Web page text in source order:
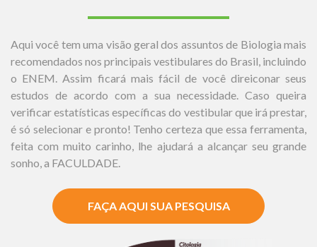
Aqui você tem uma visão geral dos assuntos de Biologia mais
recomendados nos principais vestibulares do Brasil, incluindo
o ENEM. Assim ficará mais fácil de você direiconar seus
estudos de acordo com a sua necessidade. Caso queira
verificar estatísticas específicas do vestibular que irá prestar,
é só selecionar e pronto! Tenho certeza que essa ferramenta,
feita com muito carinho, lhe ajudará a alcançar seu grande
sonho, a FACULDADE.
FAÇA AQUI SUA PESQUISA